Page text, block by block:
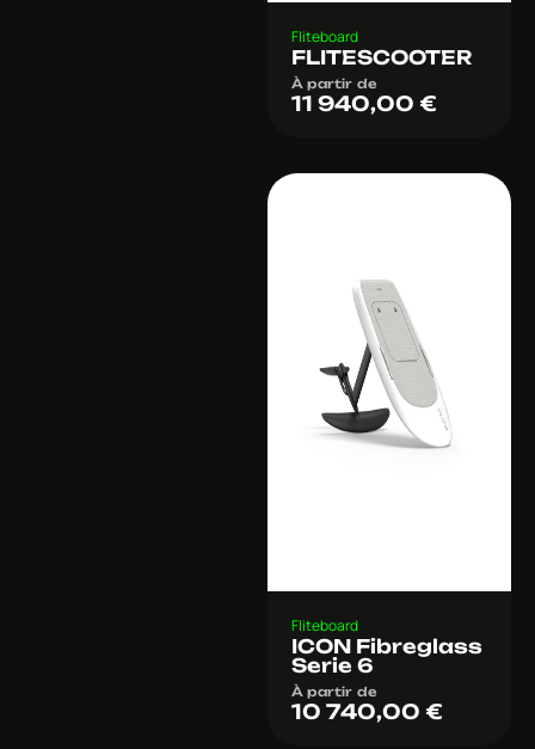
Fliteboard
FLITESCOOTER
À partir de
11 940,00 €
Fliteboard
ICON Fibreglass
Serie 6
À partir de
10 740,00 €